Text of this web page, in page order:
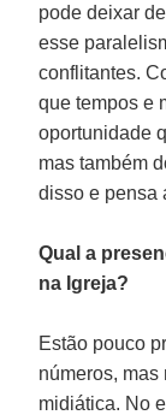
pode deixar
esse
conflitantes.
que tempos e
oportunidade
mas também
disso e pensa
Qual a
na Igreja?
Estão pouco
números, mas
midiática. No